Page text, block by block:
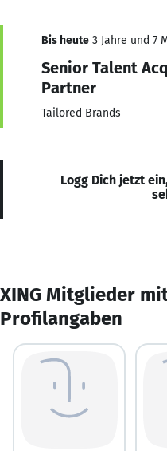
Bis heute 3 Jahre und 7
Senior Talent
Partner
Tailored Brands
Logg Dich jetzt
XING Mitglieder
Profilangaben